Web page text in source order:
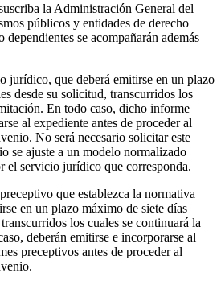
la Administración General del
públicos y entidades de derecho
se acompañarán además
jurídico, que deberá emitirse en un plazo
desde su solicitud, transcurridos los
En todo caso, dicho informe
al expediente antes de proceder al
No será necesario solicitar este
se ajuste a un modelo normalizado
el servicio jurídico que corresponda.
que establezca la normativa
en un plazo máximo de siete días
los cuales se continuará la
deberán emitirse e incorporarse al
preceptivos antes de proceder al